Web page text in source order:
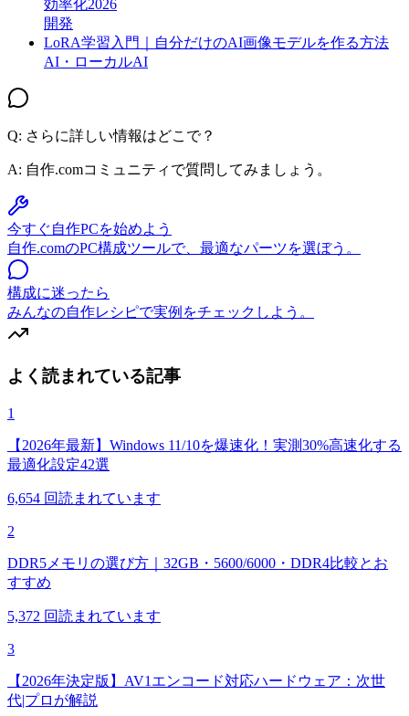
効率化2026
開発
LoRA学習入門｜自分だけのAI画像モデルを作る方法
AI・ローカルAI
Q: さらに詳しい情報はどこで？
A: 自作.comコミュニティで質問してみましょう。
今すぐ自作PCを始めよう
自作.comのPC構成ツールで、最適なパーツを選ぼう。
構成に迷ったら
みんなの自作レシピで実例をチェックしよう。
よく読まれている記事
1
【2026年最新】Windows 11/10を爆速化！実測30%高速化する
最適化設定42選
6,654 回読まれています
2
DDR5メモリの選び方｜32GB・5600/6000・DDR4比較とお
すすめ
5,372 回読まれています
3
【2026年決定版】AV1エンコード対応ハードウェア：次世
代|プロが解説